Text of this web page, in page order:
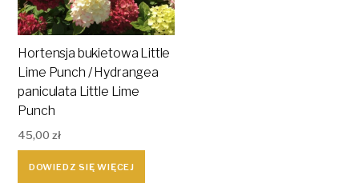
Hortensja bukietowa Little
Lime Punch / Hydrangea
paniculata Little Lime
Punch
45,00zł
DOWIEDZ SIĘ WIĘCEJ